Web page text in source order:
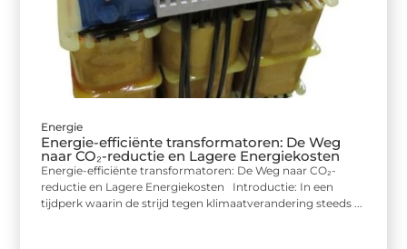
Energie
Energie-efficiënte transformatoren: De Weg
naar CO₂-reductie en Lagere Energiekosten
Energie-efficiënte transformatoren: De Weg naar CO₂-
reductie en Lagere Energiekosten Introductie: In een
tijdperk waarin de strijd tegen klimaatverandering steeds ...